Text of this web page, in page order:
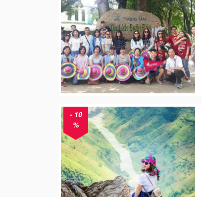
- 10
%